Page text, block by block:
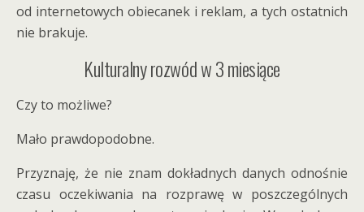
od internetowych obiecanek i reklam, a tych ostatnich
nie brakuje.
Kulturalny rozwód w 3 miesiące
Czy to możliwe?
Mało prawdopodobne.
Przyznaję, że nie znam dokładnych danych odnośnie
czasu oczekiwania na rozprawę w poszczególnych